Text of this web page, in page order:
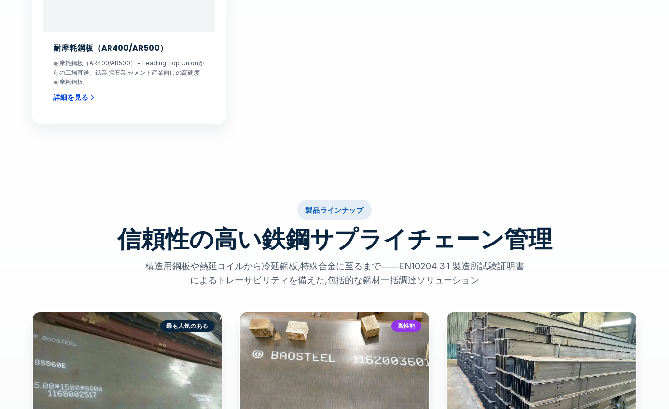
耐摩耗鋼板（AR400/AR500）
耐摩耗鋼板（AR400/AR500） - Leading Top Unionか
らの工場直送。鉱業,採石業,セメント産業向けの高硬度
耐摩耗鋼板,
詳細を見る
製品ラインナップ
信頼性の高い鉄鋼サプライチェーン管理
構造用鋼板や熱延コイルから冷延鋼板,特殊合金に至るまで――EN10204 3.1 製造所試験証明書
によるトレーサビリティを備えた,包括的な鋼材一括調達ソリューション
最も人気のある 高性能